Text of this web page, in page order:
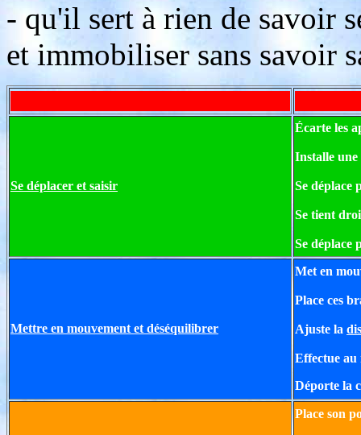
- qu'il sert à rien de savoir
et immobiliser sans savoir
Se déplacer et saisir
Écarte les
Installe une
Se déplace
Se tient
Se déplace
Mettre en mouvement et déséquilibrer
Met en
Place ces
Ajuste la
Effectue au
Déporte la
Place son